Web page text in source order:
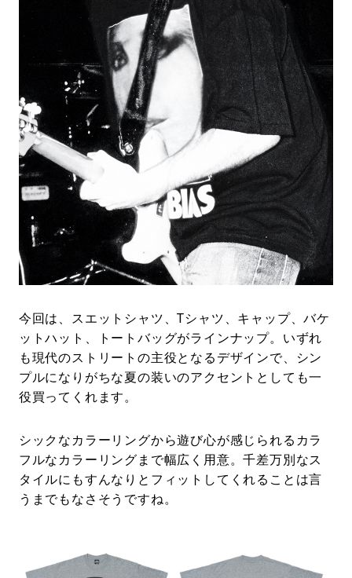
今回は、スエットシャツ、Tシャツ、キャップ、バケ
ットハット、トートバッグがラインナップ。いずれ
も現代のストリートの主役となるデザインで、シン
プルになりがちな夏の装いのアクセントとしても一
役買ってくれます。
シックなカラーリングから遊び心が感じられるカラ
フルなカラーリングまで幅広く用意。千差万別なス
タイルにもすんなりとフィットしてくれることは言
うまでもなさそうですね。